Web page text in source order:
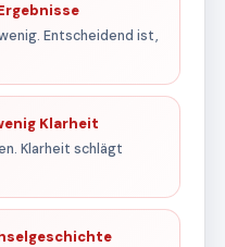
Entscheidend ist,
Klarheit
Klarheit schlägt